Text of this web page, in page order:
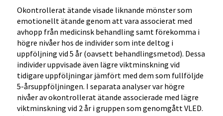
Okontrollerat ätande visade liknande mönster som
emotionellt ätande genom att vara associerat med
avhopp från medicinsk behandling samt förekomma i
högre nivåer hos de individer som inte deltog i
uppföljning vid 5 år (oavsett behandlingsmetod). Dessa
individer uppvisade även lägre viktminskning vid
tidigare uppföljningar jämfört med dem som fullföljde
5-årsuppföljningen. I separata analyser var högre
nivåer av okontrollerat ätande associerade med lägre
viktminskning vid 2 år i gruppen som genomgått VLED.